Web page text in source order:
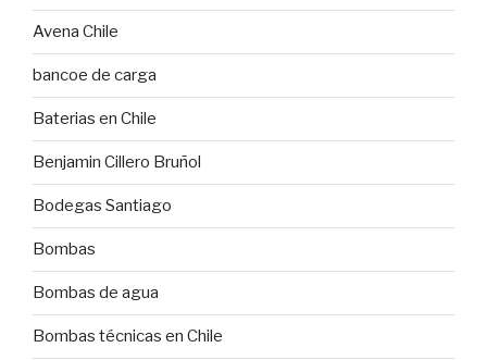
Avena Chile
bancoe de carga
Baterias en Chile
Benjamin Cillero Bruñol
Bodegas Santiago
Bombas
Bombas de agua
Bombas técnicas en Chile